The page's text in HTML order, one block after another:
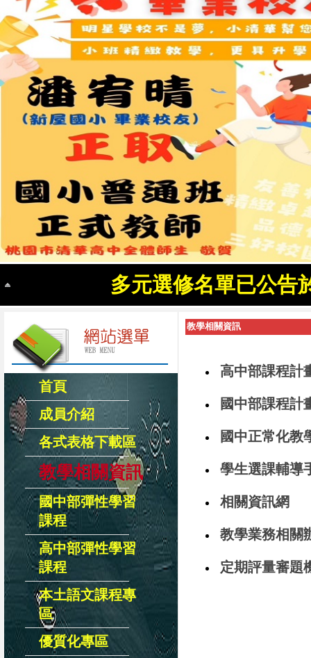
多元選修名單已公告
彈性課程選課名單已公
首頁
成員介紹
各式表格下載區
教學相關資訊
國中部彈性學習
課程
高中部彈性學習
課程
本土語文課程專
區
優質化專區
教學相關資訊
高中部課程計
國中部課程計
國中正常化教
學生選課輔導
相關資訊網
教學業務相關
定期評量審題